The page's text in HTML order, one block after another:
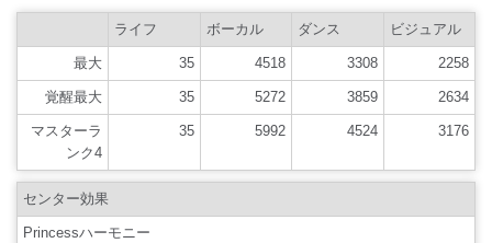
ライフ ボーカル ダンス ビジュアル
最大 35 4518 3308 2258
覚醒最大 35 5272 3859 2634
マスターラ
ンク4
35 5992 4524 3176
センター効果
Princessハーモニー